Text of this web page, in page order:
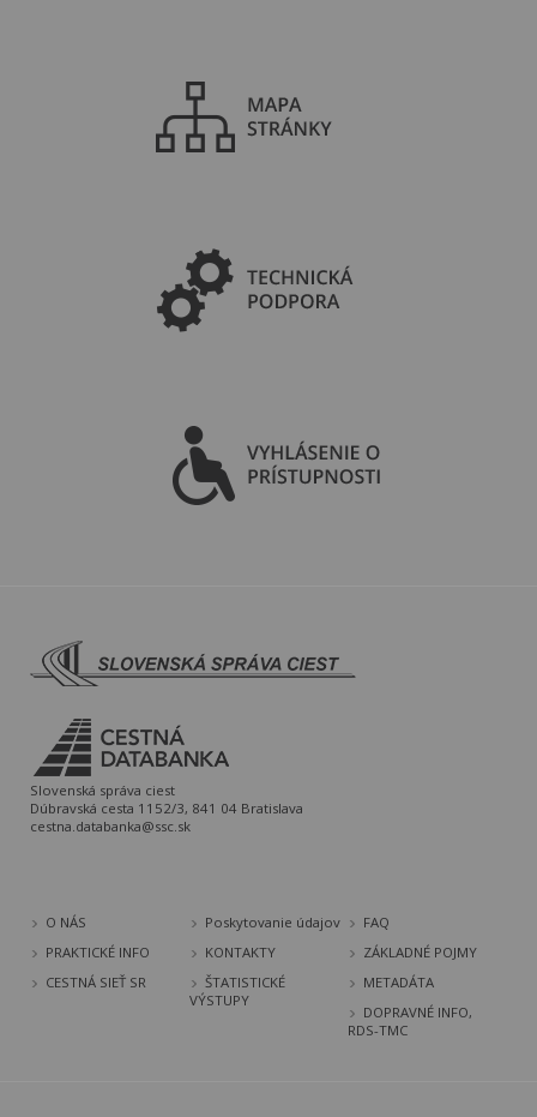
Slovenská správa ciest
Dúbravská cesta 1152/3, 841 04 Bratislava
cestna.databanka@ssc.sk
O NÁS Poskytovanie údajov
FAQ
PRAKTICKÉ INFO
KONTAKTY
ZÁKLADNÉ POJMY
CESTNÁ SIEŤ SR
ŠTATISTICKÉ
VÝSTUPY
METADÁTA
DOPRAVNÉ INFO,
RDS-TMC